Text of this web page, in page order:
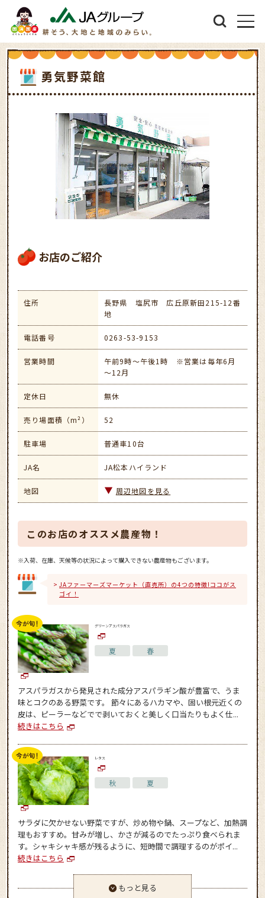
勇気野菜館
お店のご紹介
住所
長野県 塩尻市 広丘原新田215-12番
地
電話番号 0263-53-9153
営業時間
午前9時～午後1時 ※営業は毎年6月
～12月
定休日 無休
売り場面積（m²） 52
駐車場 普通車10台
JA名 JA松本ハイランド
地図 周辺地図を見る
このお店のオススメ農産物！
※入荷、在庫、天候等の状況によって購入できない農産物もございます。
JAファーマーズマーケット（直売所）の4つの特徴!ココがス
ゴイ！
グリーンアスパラガス
夏 春
アスパラガスから発見された成分アスパラギン酸が豊富で、うま
味とコクのある野菜です。 節々にあるハカマや、固い根元近くの
皮は、ピーラーなどでで剥いておくと美しく口当たりもよく仕...
続きはこちら
レタス
秋 夏
サラダに欠かせない野菜ですが、炒め物や鍋、スープなど、加熱調
理もおすすめ。甘みが増し、かさが減るのでたっぷり食べられま
す。シャキシャキ感が残るように、短時間で調理するのがポイ...
続きはこちら
もっと見る